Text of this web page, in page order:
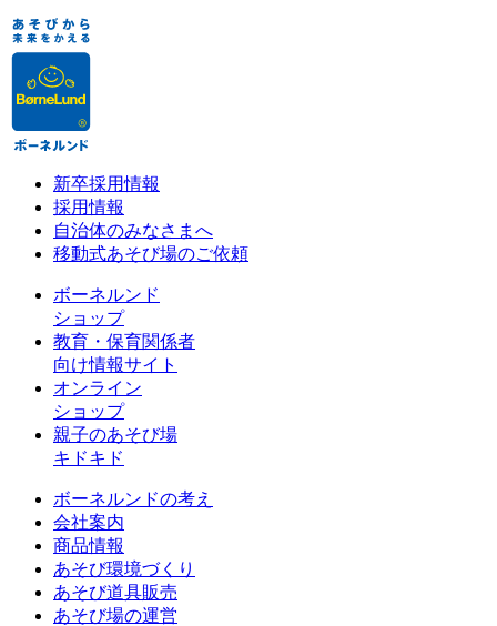
新卒採用情報
採用情報
自治体のみなさまへ
移動式あそび場のご依頼
ボーネルンド
ショップ
教育・保育関係者
向け情報サイト
オンライン
ショップ
親子のあそび場
キドキド
ボーネルンドの考え
会社案内
商品情報
あそび環境づくり
あそび道具販売
あそび場の運営